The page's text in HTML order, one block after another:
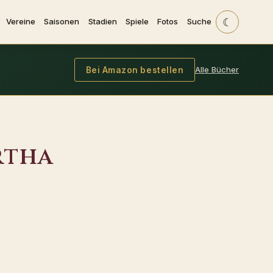
Vereine Saisonen Stadien Spiele Fotos Suche ☾
Bei Amazon bestellen Alle Bücher